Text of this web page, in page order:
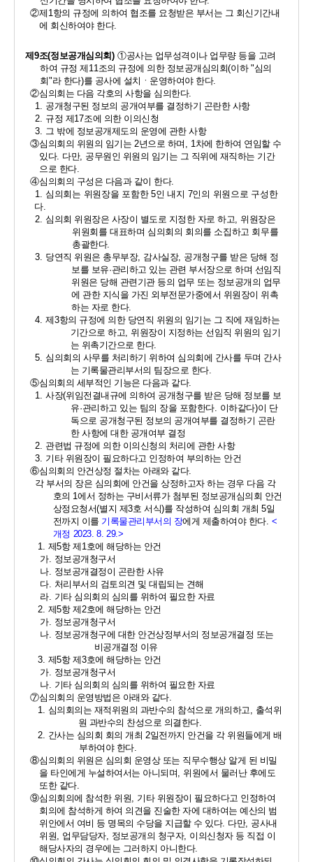
②제 1항의 규정에 의하여 협조를 요청받은 부서는 그 회신기간내
에 회신하여야 한다.
제 9조(정보공개심의회 ) ①공사는 업무성격이나 업무량 등을 고려
하여 규정 제 11조의 규정에 의한 정보공개심의회(이하 "심의
회"라 한다)를 공사에 설치ㆍ운영하여야 한다.
②심의회는 다음 각호의 사항을 심의한다.
1. 공개청구된 정보의 공개여부를 결정하기 곤란한 사항
2. 규정 제17조에 의한 이의신청
3. 그 밖에 정보공개제도의 운영에 관한 사항
③심의회의 위원의 임기는 2년으로 하며 , 1차에 한하여 연임할 수
있다. 다만, 공무원인 위원의 임기는 그 직위에 재직하는 기간
으로 한다.
④심의회의 구성은 다음과 같이 한다.
1. 심의회는 위원장을 포함한 5인 내지 7인의 위원으로 구성한
다.
2. 심의회 위원장은 사장이 별도로 지정한 자로 하고,
위원회를 대표하며 심의회의 회의를 소집하고 회무를
총괄한다.
3. 당연직 위원은 총무부장, 감사실장, 공개청구를 받은 당해 정
보를 보유·관리하고 있는 관련 부서장으로 하며 선임직
위원은 당해 관련기관 등의 업무 또는 정보공개의 업무
에 관한 지식을 가진 외부전문가중에서 위원장이 위촉
하는 자로 한다.
4. 제3항의 규정에 의한 당연직 위원의 임기는 그 직에 재임하는
기간으로 하고, 위원장이 지정하는 선임직 위원의 임기
는 위촉기간으로 한다.
5. 심의회의 사무를 처리하기 위하여 심의회에 간사를 두며 간사
는 기록물관리부서의 팀장으로 한다.
⑤심의회의 세부적인 기능은 다음과 같다.
1. 사장(위임전결내규에 의하여 공개청구를 받은 당해 정보를 보
유·관리하고 있는 팀의 장을 포함한다. 이하같다)이 단
독으로 공개청구된 정보의 공개여부를 결정하기 곤란
한 사항에 대한 공개여부 결정
2. 관련법 규정에 의한 이의신청의 처리에 관한 사항
3. 기타 위원장이 필요하다고 인정하여 부의하는 안건
⑥심의회의 안건상정 절차는 아래와 같다.
각 부서의 장은 심의회에 안건을 상정하고자 하는 경우 다음 각
호의 1에서 정하는 구비서류가 첨부된 정보공개심의회 안건
상정요청서(별지 제3호 서식)를 작성하여 심의회 개최 5일
전까지 이를 기록물관리부서의 장에게 제출하여야 한다. <
개정 2023. 8. 29.>
1. 제5항 제 1호에 해당하는 안건
가. 정보공개청구서
나. 정보공개결정이 곤란한 사유
다. 처리부서의 검토의견 및 대립되는 견해
라. 기타 심의회의 심의를 위하여 필요한 자료
2. 제5항 제2호에 해당하는 안건
가. 정보공개청구서
나. 정보공개청구에 대한 안건상정부서의 정보공개결정 또는
비공개결정 이유
3. 제5항 제3호에 해당하는 안건
가. 정보공개청구서
나. 기타 심의회의 심의를 위하여 필요한 자료
⑦심의회의 운영방법은 아래와 같다.
1. 심의회의는 재적위원의 과반수의 참석으로 개의하고, 출석위
원 과반수의 찬성으로 의결한다.
2. 간사는 심의회 회의 개최 2일전까지 안건을 각 위원들에게 배
부하여야 한다.
⑧심의회의 위원은 심의회 운영상 또는 직무수행상 알게 된 비밀
을 타인에게 누설하여서는 아니되며, 위원에서 물러난 후에도
또한 같다.
⑨심의회의에 참석한 위원, 기타 위원장이 필요하다고 인정하여
회의에 참석하게 하여 의견을 진술한 자에 대하여는 예산의 범
위안에서 여비 등 명목의 수당을 지급할 수 있다. 다만, 공사내
위원, 업무담당자, 정보공개의 청구자, 이의신청자 등 직접 이
해당사자의 경우에는 그러하지 아니한다.